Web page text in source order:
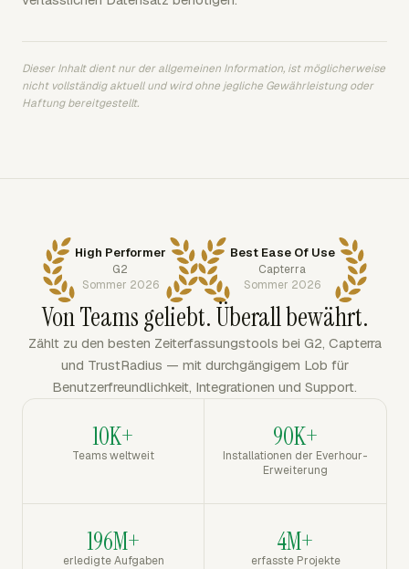
Dieser Inhalt dient nur der allgemeinen Information, ist möglicherweise
nicht vollständig aktuell und wird ohne jegliche Gewährleistung oder
Haftung bereitgestellt.
High Performer
G2
Sommer 2026
Best Ease Of Use
Capterra
Sommer 2026
Von Teams geliebt. Überall bewährt.
Zählt zu den besten Zeiterfassungstools bei G2, Capterra
und TrustRadius — mit durchgängigem Lob für
Benutzerfreundlichkeit, Integrationen und Support.
10K+
Teams weltweit
90K+
Installationen der Everhour-
Erweiterung
196M+
erledigte Aufgaben
4M+
erfasste Projekte